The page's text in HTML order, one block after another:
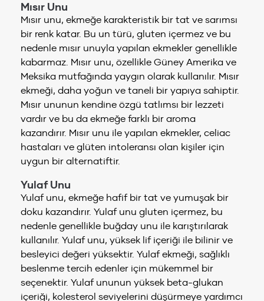
Mısır Unu
Mısır unu, ekmeğe karakteristik bir tat ve sarımsı
bir renk katar. Bu un türü, gluten içermez ve bu
nedenle mısır unuyla yapılan ekmekler genellikle
kabarmaz. Mısır unu, özellikle Güney Amerika ve
Meksika mutfağında yaygın olarak kullanılır. Mısır
ekmeği, daha yoğun ve taneli bir yapıya sahiptir.
Mısır ununun kendine özgü tatlımsı bir lezzeti
vardır ve bu da ekmeğe farklı bir aroma
kazandırır. Mısır unu ile yapılan ekmekler, celiac
hastaları ve glüten intoleransı olan kişiler için
uygun bir alternatiftir.
Yulaf Unu
Yulaf unu, ekmeğe hafif bir tat ve yumuşak bir
doku kazandırır. Yulaf unu gluten içermez, bu
nedenle genellikle buğday unu ile karıştırılarak
kullanılır. Yulaf unu, yüksek lif içeriği ile bilinir ve
besleyici değeri yüksektir. Yulaf ekmeği, sağlıklı
beslenme tercih edenler için mükemmel bir
seçenektir. Yulaf ununun yüksek beta-glukan
içeriği, kolesterol seviyelerini düşürmeye yardımcı